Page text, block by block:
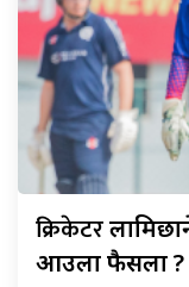
क्रिकेटर
आउला फैसला ?